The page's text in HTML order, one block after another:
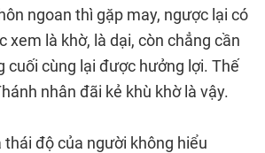
ngoan thì gặp may, ngược lại có
xem là khờ, là dại, còn chẳng cần
cuối cùng lại được hưởng lợi. Thế
nhân đãi kẻ khù khờ là vậy.
thái độ của người không hiểu